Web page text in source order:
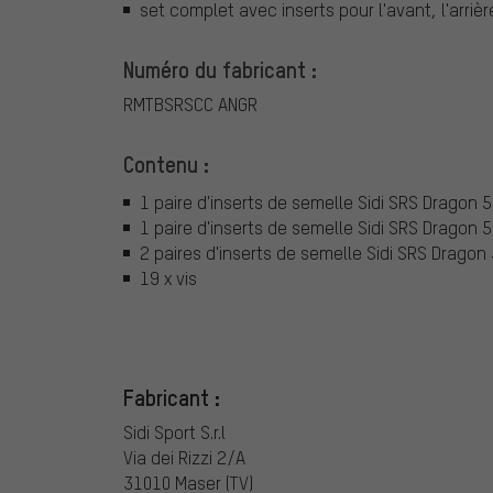
set complet avec inserts pour l'avant,
Numéro du fabricant :
RMTBSRSCC ANGR
Contenu :
1 paire d'inserts de semelle Sidi SRS Dragon
1 paire d'inserts de semelle Sidi SRS Dragon
2 paires d'inserts de semelle Sidi SRS
19 x vis
Fabricant :
Sidi Sport S.r.l
Via dei Rizzi 2/A
31010 Maser (TV)